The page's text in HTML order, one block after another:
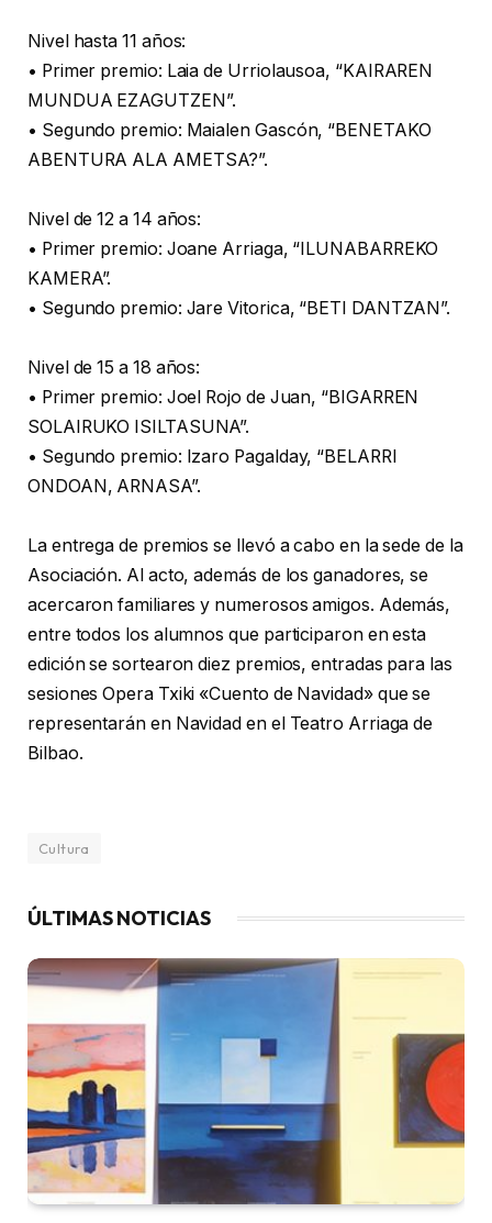
Nivel hasta 11 años:
• Primer premio: Laia de Urriolausoa, “KAIRAREN
MUNDUA EZAGUTZEN”.
• Segundo premio: Maialen Gascón, “BENETAKO
ABENTURA ALA AMETSA?”.
Nivel de 12 a 14 años:
• Primer premio: Joane Arriaga, “ILUNABARREKO
KAMERA”.
• Segundo premio: Jare Vitorica, “BETI DANTZAN”.
Nivel de 15 a 18 años:
• Primer premio: Joel Rojo de Juan, “BIGARREN
SOLAIRUKO ISILTASUNA”.
• Segundo premio: Izaro Pagalday, “BELARRI
ONDOAN, ARNASA”.
La entrega de premios se llevó a cabo en la sede de la
Asociación. Al acto, además de los ganadores, se
acercaron familiares y numerosos amigos. Además,
entre todos los alumnos que participaron en esta
edición se sortearon diez premios, entradas para las
sesiones Opera Txiki «Cuento de Navidad» que se
representarán en Navidad en el Teatro Arriaga de
Bilbao.
Cultura
ÚLTIMAS NOTICIAS